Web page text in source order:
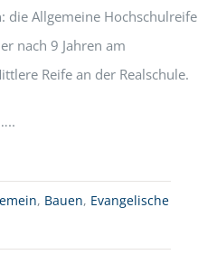
die Allgemeine Hochschulreife
nach 9 Jahren am
Reife an der Realschule.
, Bauen, Evangelische